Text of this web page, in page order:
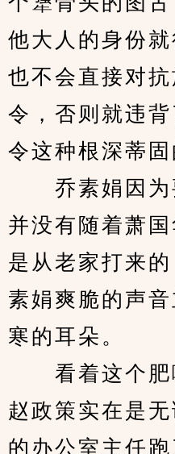
他大人的身份
也不会直接对
令，否则就违
令这种根深蒂固
乔素娟因为
并没有随着萧
是从老家打来
素娟爽脆的声
寒的耳朵。
看着这个肥
赵政策实在是
的办公室主任